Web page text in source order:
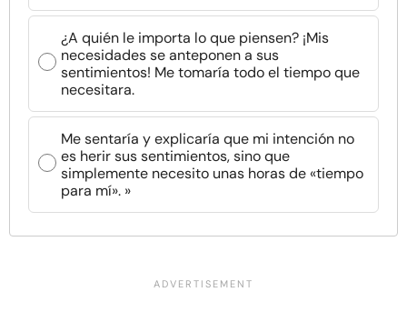
¿A quién le importa lo que piensen? ¡Mis
necesidades se anteponen a sus
sentimientos! Me tomaría todo el tiempo que
necesitara.
Me sentaría y explicaría que mi intención no
es herir sus sentimientos, sino que
simplemente necesito unas horas de «tiempo
para mí». »